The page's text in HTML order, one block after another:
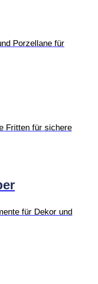
Porzellane für
Fritten für sichere
für Dekor und